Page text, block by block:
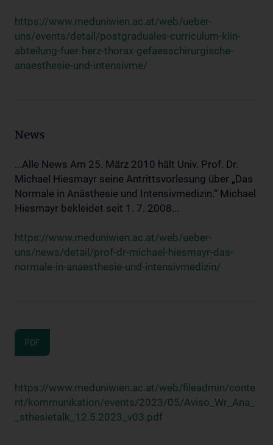
https://www.meduniwien.ac.at/web/ueber-
uns/events/detail/postgraduales-curriculum-klin-
abteilung-fuer-herz-thorax-gefaesschirurgische-
anaesthesie-und-intensivme/
News
...Alle News Am 25. März 2010 hält Univ. Prof. Dr.
Michael Hiesmayr seine Antrittsvorlesung über „Das
Normale in Anästhesie und Intensivmedizin.“ Michael
Hiesmayr bekleidet seit 1. 7. 2008...
https://www.meduniwien.ac.at/web/ueber-
uns/news/detail/prof-dr-michael-hiesmayr-das-
normale-in-anaesthesie-und-intensivmedizin/
PDF
https://www.meduniwien.ac.at/web/fileadmin/conte
nt/kommunikation/events/2023/05/Aviso_Wr_Ana_
_sthesietalk_12.5.2023_v03.pdf